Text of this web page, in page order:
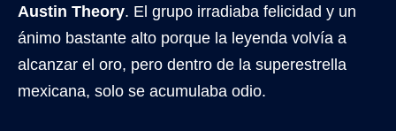
Austin Theory. El grupo irradiaba felicidad y un
ánimo bastante alto porque la leyenda volvía a
alcanzar el oro, pero dentro de la superestrella
mexicana, solo se acumulaba odio.